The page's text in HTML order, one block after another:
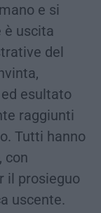
e si
è uscita
del
esultato
raggiunti
Tutti hanno
con
il prosieguo
uscente.